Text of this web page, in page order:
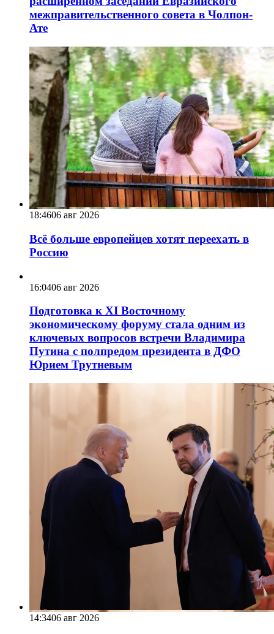
межправительственного совета в Чолпон-
Ате
18:4606 авг 2026
Всё больше европейцев хотят переехать в
Россию
16:0406 авг 2026
Подготовка к XI Восточному
экономическому форуму стала одним из
ключевых вопросов встречи Владимира
Путина с полпредом президента в ДФО
Юрием Трутневым
14:3406 авг 2026